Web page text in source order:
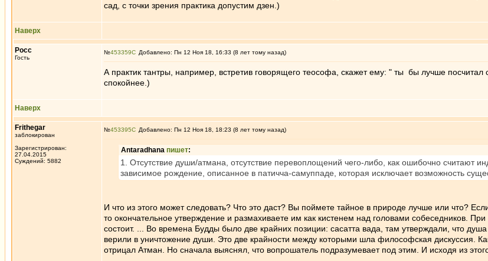
сад, с точки зрения практика допустим дзен.)
Наверх
Росс
Гость
№453359 Добавлено: Пн 12 Ноя 18, 16:33 (8 лет тому назад)
А практик тантры, например, встретив говорящего теософа, скажет ему: " ты бы лучше посчитал
спокойнее.)
Наверх
Frithegar
заблокирован
Зарегистрирован:
27.04.2015
Суждений: 5882
№453395 Добавлено: Пн 12 Ноя 18, 18:23 (8 лет тому назад)
Antaradhana пишет:
1. Отсутствие души/атмана, отсутствие перевоплощений чего-либо, как ошибочно
зависимое рождение, описанное в патичча-самуппаде, которая исключает возможность
И что из этого может следовать? Что это даст? Вы поймете тайное в природе лучше или что?
то окончательное утверждение и размахиваете им как кистенем над головами собеседников.
состоит. ... Во времена Будды было две крайних позиции: сасатта вада, там утверждали, что
верили в уничтожение души. Это две крайности между которыми шла философская дискуссия.
отрицал Атман. Но сначала выяснял, что вопрошатель подразумевает под этим. И исходя из